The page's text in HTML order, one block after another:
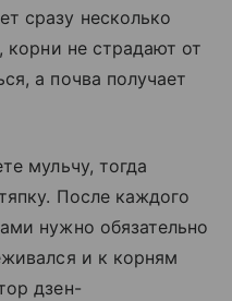
сразу несколько
корни не страдают от
а почва получает
мульчу, тогда
После каждого
нужно обязательно
и к корням
дзен-